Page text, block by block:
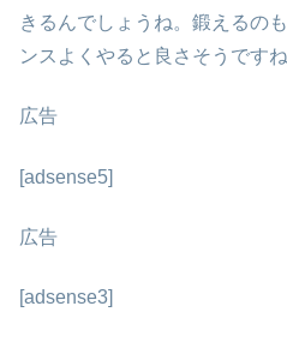
きるんでしょうね。鍛えるの
ンスよくやると良さそうですね
広告
[adsense5]
広告
[adsense3]